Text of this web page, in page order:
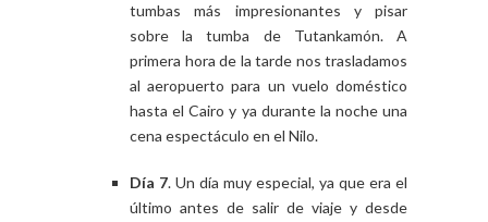
tumbas más impresionantes y pisar
sobre la tumba de Tutankamón. A
primera hora de la tarde nos trasladamos
al aeropuerto para un vuelo doméstico
hasta el Cairo y ya durante la noche una
cena espectáculo en el Nilo.
Día 7. Un día muy especial, ya que era el
último antes de salir de viaje y desde